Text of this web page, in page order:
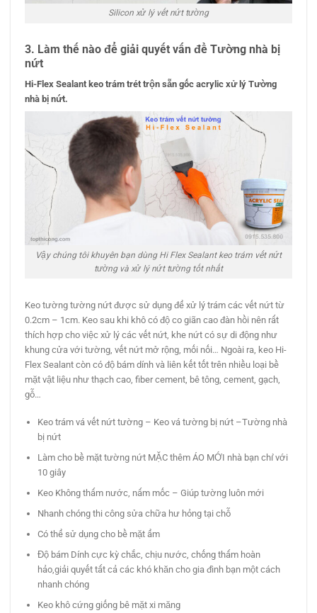
Silicon xử lý vết nứt tường
3. Làm thế nào để giải quyết vấn đềTường nhà bị
nứt
Hi-Flex Sealant keo trám trét trộn sẵn gốc acrylic xử lýTường
nhà bị nứt.
Vậy chúng tôi khuyên bạn dùng Hi Flex Sealant keo trám vết nứt
tường và xử lý nứt tường tốt nhất
Keo tường tường nứt được sử dụng để xử lý trám các vết nứt từ
0.2cm – 1cm. Keo sau khi khô có độ co giãn cao đàn hồi nên rất
thích hợp cho việc xử lý các vết nứt, khe nứt có sự di động như
khung cửa với tường, vết nứt mở rộng, mối nối… Ngoài ra, keo Hi-
Flex Sealant còn có độ bám dính và liên kết tốt trên nhiều loại bề
mặt vật liệu như thạch cao, fiber cement, bê tông, cement, gạch,
gỗ…
Keo trám vá vết nứt tường – Keo vá tường bị nứt –Tường nhà
bị nứt
Làm cho bề mặt tường nứt MẶC thêm ÁO MỚI nhà bạn chỉ với
10 giây
Keo Không thấm nước, nấm mốc – Giúp tường luôn mới
Nhanh chóng thi công sửa chữa hư hỏng tại chỗ
Có thể sử dụng cho bề mặt ẩm
Độ bám Dính cực kỳ chắc, chịu nước, chống thấm hoàn
hảo,giải quyết tất cả các khó khăn cho gia đình bạn một cách
nhanh chóng
Keo khô cứng giống bê mặt xi măng